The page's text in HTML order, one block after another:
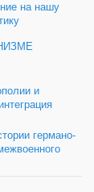
на нашу
и
германо-